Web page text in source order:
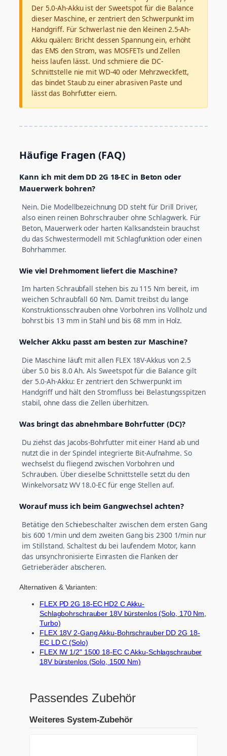
Der 5.0-Ah-Akku ist der Sweetspot für die Balance
dieser Maschine, er zentriert den Schwerpunkt im
Handgriff. Für Schwerlast nie den kleinen 2.5-Ah-
Akku quälen: Bricht dessen Spannung ein, erhöht
das EMS den Strom, was MOSFETs und Zellen
heiss laufen lässt. Und schmiere die DC-
Schnittstelle nie mit WD-40 oder Mehrzweckfett,
das bindet Staub zu einer abrasiven Paste und
lässt das Bohrfutter eiern.
Häufige Fragen (FAQ)
Kann ich mit dem DD 2G 18-EC in Beton oder
Mauerwerk bohren?
Nein. Die Modellbezeichnung DD steht für Drill Driver,
also einen reinen Bohrschrauber ohne Schlagwerk. Für
Beton, Mauerwerk oder harten Kalksandstein brauchst
du das Schwestermodell mit Schlagfunktion oder einen
Bohrhammer.
Wie viel Drehmoment liefert die Maschine?
Im harten Schraubfall stehen bis zu 115 Nm bereit, im
weichen Schraubfall 60 Nm. Damit treibst du lange
Konstruktionsschrauben ohne Vorbohren ins Vollholz und
bohrst bis 13 mm in Stahl und bis 68 mm in Holz.
Welcher Akku passt am besten zur Maschine?
Die Maschine läuft mit allen FLEX 18V-Akkus von 2.5
über 5.0 bis 8.0 Ah. Als Sweetspot für die Balance gilt
der 5.0-Ah-Akku: Er zentriert den Schwerpunkt im
Handgriff und hält den Stromfluss bei Belastungsspitzen
stabil, ohne dass die Zellen überhitzen.
Was bringt das abnehmbare Bohrfutter (DC)?
Du ziehst das Jacobs-Bohrfutter mit einer Hand ab und
nutzt die in der Spindel integrierte Bit-Aufnahme. So
wechselst du fliegend zwischen Vorbohren und
Schrauben. Über dieselbe Schnittstelle setzt du den
Winkelvorsatz WV 18.0-EC für enge Stellen auf.
Worauf muss ich beim Gangwechsel achten?
Betätige den Schiebeschalter zwischen dem ersten Gang
bis 600 1/min und dem zweiten Gang bis 2300 1/min nur
im Stillstand. Schaltest du bei laufendem Motor, kann
das unsynchronisierte Einrasten die Flanken der
Getrieberäder abscheren.
Alternativen & Varianten:
FLEX PD 2G 18-EC HD2 C Akku-
Schlagbohrschrauber 18V bürstenlos (Solo, 170 Nm,
Turbo)
FLEX 18V 2-Gang Akku-Bohrschrauber DD 2G 18-
EC LD C (Solo)
FLEX IW 1/2" 1500 18-EC C Akku-Schlagschrauber
18V bürstenlos (Solo, 1500 Nm)
Passendes Zubehör
Weiteres System-Zubehör